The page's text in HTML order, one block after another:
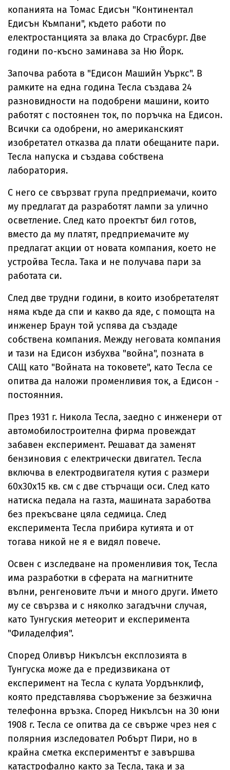
копанията на Томас Едисън "Континентал
Едисън Къмпани", където работи по
електростанцията за влака до Страсбург. Две
години по-късно заминава за Ню Йорк.
Започва работа в "Едисон Машийн Уъркс". В
рамките на една година Тесла създава 24
разновидности на подобрени машини, които
работят с постоянен ток, по поръчка на Едисон.
Всички са одобрени, но американският
изобретател отказва да плати обещаните пари.
Тесла напуска и създава собствена
лаборатория.
С него се свързват група предприемачи, които
му предлагат да разработят лампи за улично
осветление. След като проектът бил готов,
вместо да му платят, предприемачите му
предлагат акции от новата компания, което не
устройва Тесла. Така и не получава пари за
работата си.
След две трудни години, в които изобретателят
няма къде да спи и какво да яде, с помощта на
инженер Браун той успява да създаде
собствена компания. Между неговата компания
и тази на Едисон избухва "война", позната в
САЩ като "Войната на токовете", като Тесла се
опитва да наложи променливия ток, а Едисон -
постоянния.
През 1931 г. Никола Тесла, заедно с инженери от
автомобилостроителна фирма провеждат
забавен експеримент. Решават да заменят
бензиновия с електрически двигател. Тесла
включва в електродвигателя кутия с размери
60х30х15 кв. см с две стърчащи оси. След като
натиска педала на газта, машината заработва
без прекъсване цяла седмица. След
експеримента Тесла прибира кутията и от
тогава никой не я е видял повече.
Освен с изследване на променливия ток, Тесла
има разработки в сферата на магнитните
вълни, ренгеновите лъчи и много други. Името
му се свързва и с няколко загадъчни случая,
като Тунгуския метеорит и експеримента
"Филаделфия".
Според Оливър Никълсън експлозията в
Тунгуска може да е предизвикана от
експеримент на Тесла с кулата Уордънклиф,
която представлява съоръжение за безжична
телефонна връзка. Според Никълсън на 30 юни
1908 г. Тесла се опитва да се свърже чрез нея с
полярния изследовател Робърт Пири, но в
крайна сметка експериментът е завършва
катастрофално както за Тесла, така и за